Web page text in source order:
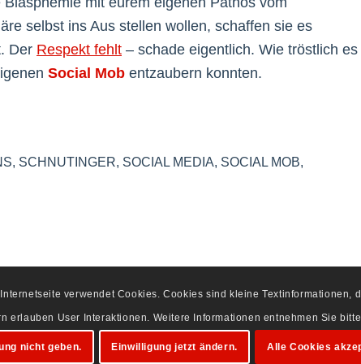
selbst ins Aus stellen wollen, schaffen sie es
Der Respekt fehlt – schade eigentlich. Wie tröstlich es
Social Mob entzaubern konnten.
, SCHNUTINGER, SOCIAL MEDIA, SOCIAL MOB,
verwendet Cookies. Cookies sind kleine
erlauben User Interaktionen. Weitere Informationen entnehmen Sie
nicht geben. Einwilligung jetzt ändern. Alle Cookies